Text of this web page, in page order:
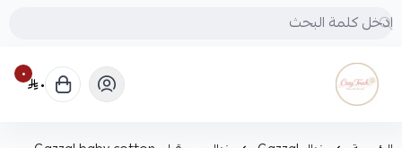
Cozy touch
٠ ٠